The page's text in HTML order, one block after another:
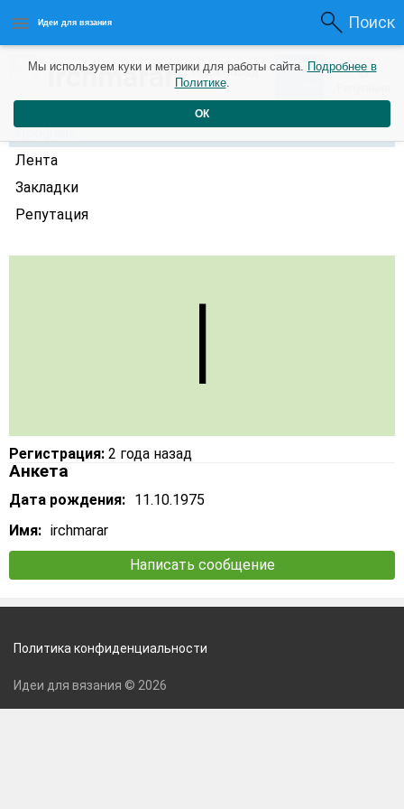
Идеи для вязания Поиск
irchmarar2 года назад 0 0
Профиль
Лента
Закладки
Репутация
Регистрация: 2 года назад
Анкета
Дата рождения: 11.10.1975
Имя: irchmarar
Написать сообщение
Мы используем куки и метрики для работы сайта. Подробнее в
Политике.
ОК
Политика конфиденциальности
Идеи для вязания © 2026